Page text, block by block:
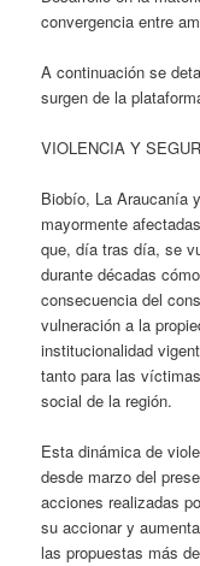
convergencia entre
A continuación se
surgen de la
VIOLENCIA Y
Biobío, La Araucanía
mayormente
que, día tras día, se
durante décadas
consecuencia del
vulneración a la
institucionalidad
tanto para las
social de la región.
Esta dinámica de
desde marzo del
acciones realizadas
su accionar y
las propuestas más